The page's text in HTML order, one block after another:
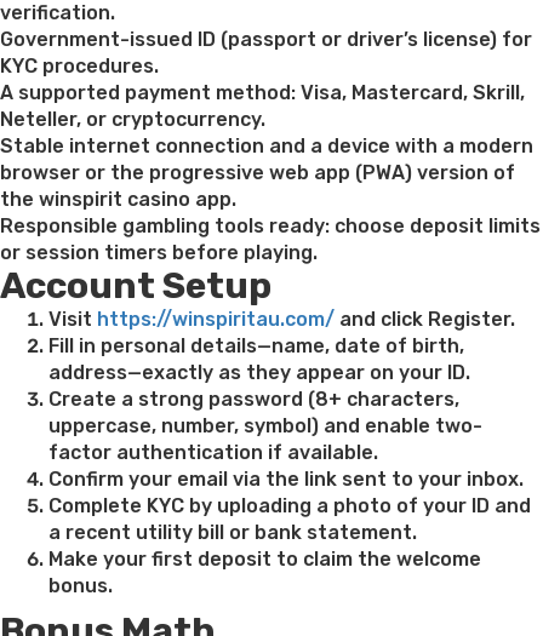
verification.
Government-issued ID (passport or driver’s license) for
KYC procedures.
A supported payment method: Visa, Mastercard, Skrill,
Neteller, or cryptocurrency.
Stable internet connection and a device with a modern
browser or the progressive web app (PWA) version of
the winspirit casino app.
Responsible gambling tools ready: choose deposit limits
or session timers before playing.
Account Setup
Visit https://winspiritau.com/ and click Register.
Fill in personal details—name, date of birth,
address—exactly as they appear on your ID.
Create a strong password (8+ characters,
uppercase, number, symbol) and enable two-
factor authentication if available.
Confirm your email via the link sent to your inbox.
Complete KYC by uploading a photo of your ID and
a recent utility bill or bank statement.
Make your first deposit to claim the welcome
bonus.